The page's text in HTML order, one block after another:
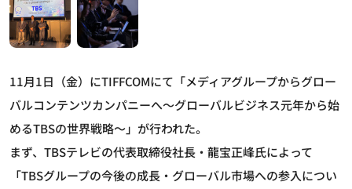
11月1日（金）にTIFFCOMにて「メディアグループからグロー
バルコンテンツカンパニーへ～グローバルビジネス元年から始
めるTBSの世界戦略～」が行われた。
まず、TBSテレビの代表取締役社長・龍宝正峰氏によって
「TBSグループの今後の成長・グローバル市場への参入につい